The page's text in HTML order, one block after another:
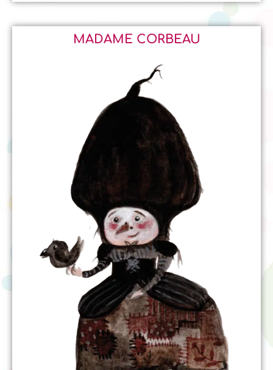
MADAME CORBEAU